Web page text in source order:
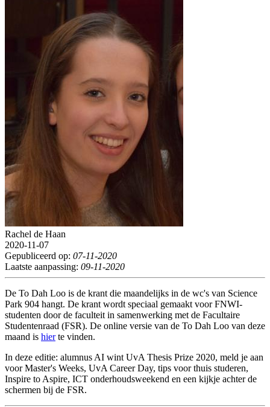
Rachel de Haan
2020-11-07
Gepubliceerd op: 07-11-2020
Laatste aanpassing: 09-11-2020
De To Dah Loo is de krant die maandelijks in de wc's van Science
Park 904 hangt. De krant wordt speciaal gemaakt voor FNWI-
studenten door de faculteit in samenwerking met de Facultaire
Studentenraad (FSR). De online versie van de To Dah Loo van deze
maand is hierte vinden.
In deze editie: alumnus AI wint UvA Thesis Prize 2020, meld je aan
voor Master's Weeks, UvA Career Day, tips voor thuis studeren,
Inspire to Aspire, ICT onderhoudsweekend en een kijkje achter de
schermen bij de FSR.